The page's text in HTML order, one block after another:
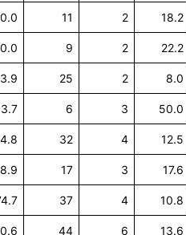
11 2 18.2
0.0 9 2 22.2
25 2 8.0
6 3 50.0
32 4 12.5
17 3 17.6
37 4 10.8
44 6 13.6